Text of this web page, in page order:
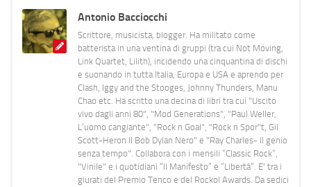
Antonio Bacciocchi
Scrittore, musicista, blogger. Ha militato come
batterista in una ventina di gruppi (tra cui Not Moving,
Link Quartet, Lilith), incidendo una cinquantina di dischi
e suonando in tutta Italia, Europa e USA e aprendo per
Clash, Iggy and the Stooges, Johnny Thunders, Manu
Chao etc. Ha scritto una decina di libri tra cui "Uscito
vivo dagli anni 80", "Mod Generations", "Paul Weller,
L’uomo cangiante", "Rock n Goal", "Rock n Spor"t, Gil
Scott-Heron Il Bob Dylan Nero" e "Ray Charles- Il genio
senza tempo". Collabora con i mensili “Classic Rock”,
"Vinile" e i quotidiani “Il Manifesto” e “Libertà”. E' tra i
giurati del Premio Tenco e del Rockol Awards. Da sedici